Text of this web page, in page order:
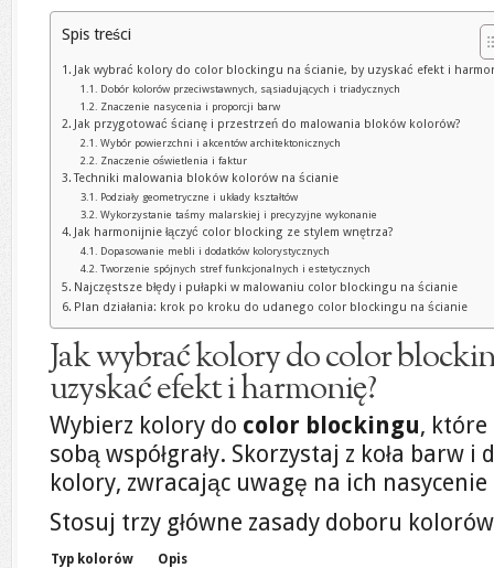
Spis treści
Jak wybrać kolory do color blockingu na ścianie, by uzyskać efekt i
Dobór kolorów przeciwstawnych, sąsiadujących i triadycznych
Znaczenie nasycenia i proporcji barw
Jak przygotować ścianę i przestrzeń do malowania bloków kolorów?
Wybór powierzchni i akcentów architektonicznych
Znaczenie oświetlenia i faktur
Techniki malowania bloków kolorów na ścianie
Podziały geometryczne i układy kształtów
Wykorzystanie taśmy malarskiej i precyzyjne wykonanie
Jak harmonijnie łączyć color blocking ze stylem wnętrza?
Dopasowanie mebli i dodatków kolorystycznych
Tworzenie spójnych stref funkcjonalnych i estetycznych
Najczęstsze błędy i pułapki w malowaniu color blockingu na ścianie
Plan działania: krok po kroku do udanego color blockingu na ścianie
Jak wybrać kolory do color
uzyskać efekt i harmonię?
Wybierz kolory do color blockingu,
sobą współgrały. Skorzystaj z koła barw
kolory, zwracając uwagę na ich
Stosuj trzy główne zasady doboru
Typ kolorów
Opis